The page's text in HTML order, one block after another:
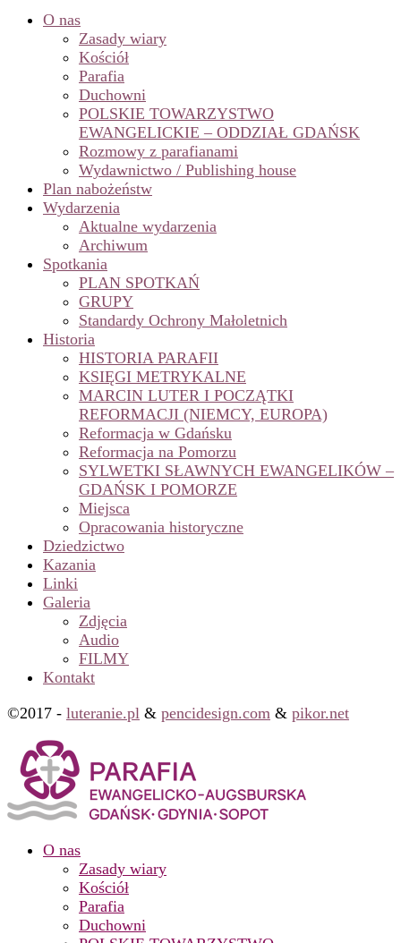
O nas
Zasady wiary
Kościół
Parafia
Duchowni
POLSKIE TOWARZYSTWO
EWANGELICKIE – ODDZIAŁ GDAŃSK
Rozmowy z parafianami
Wydawnictwo / Publishing house
Plan nabożeństw
Wydarzenia
Aktualne wydarzenia
Archiwum
Spotkania
PLAN SPOTKAŃ
GRUPY
Standardy Ochrony Małoletnich
Historia
HISTORIA PARAFII
KSIĘGI METRYKALNE
MARCIN LUTER I POCZĄTKI
REFORMACJI (NIEMCY, EUROPA)
Reformacja w Gdańsku
Reformacja na Pomorzu
SYLWETKI SŁAWNYCH EWANGELIKÓW –
GDAŃSK I POMORZE
Miejsca
Opracowania historyczne
Dziedzictwo
Kazania
Linki
Galeria
Zdjęcia
Audio
FILMY
Kontakt
©2017 - luteranie.pl & pencidesign.com & pikor.net
O nas
Zasady wiary
Kościół
Parafia
Duchowni